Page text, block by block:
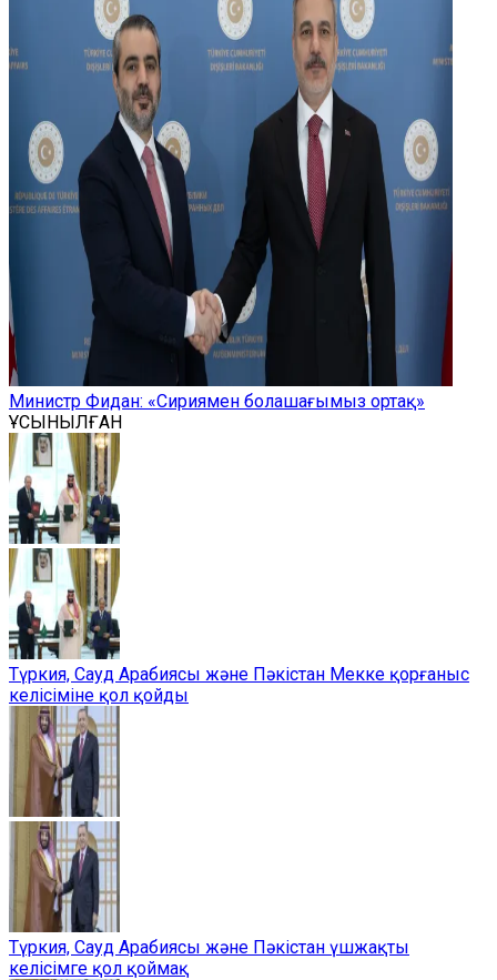
Министр Фидан: «Сириямен болашағымыз ортақ»
ҰСЫНЫЛҒАН
Түркия, Сауд Арабиясы және Пәкістан Мекке қорғаныс
келісіміне қол қойды
Түркия, Сауд Арабиясы және Пәкістан үшжақты
келісімге қол қоймақ